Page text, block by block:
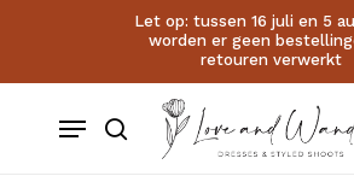
Let op: tussen 16 juli en 5
worden er geen
retouren verwerkt
search
Menu